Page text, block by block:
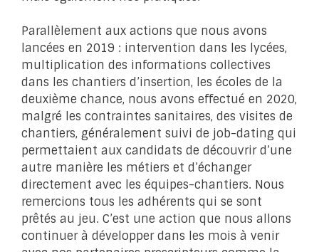
Parallèlement aux actions que nous avons
lancées en 2019 : intervention dans les lycées,
multiplication des informations collectives
dans les chantiers d’insertion, les écoles de la
deuxième chance, nous avons effectué en 2020,
malgré les contraintes sanitaires, des visites de
chantiers, généralement suivi de job-dating qui
permettaient aux candidats de découvrir d’une
autre manière les métiers et d’échanger
directement avec les équipes-chantiers. Nous
remercions tous les adhérents qui se sont
prêtés au jeu. C’est une action que nous allons
continuer à développer dans les mois à venir